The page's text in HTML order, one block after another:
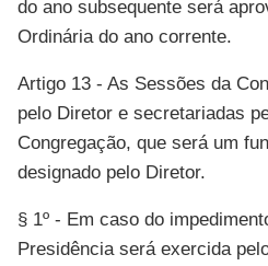
do ano subsequente será
Ordinária do ano corrente.
Artigo 13 - As Sessões da
pelo Diretor e secretariadas
Congregação, que será um
designado pelo Diretor.
§ 1º - Em caso do
Presidência será exercida